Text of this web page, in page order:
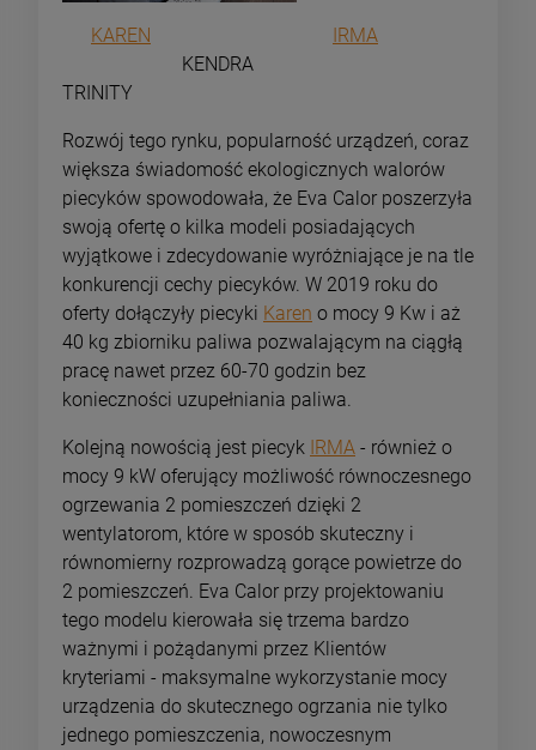
KAREN
IRMA
KENDRA
TRINITY
Rozwój tego rynku, popularność urządzeń, coraz
większa świadomość ekologicznych walorów
piecyków spowodowała, że Eva Calor poszerzyła
swoją ofertę o kilka modeli posiadających
wyjątkowe i zdecydowanie wyróżniające je na tle
konkurencji cechy piecyków. W 2019 roku do
oferty dołączyły piecyki Karen o mocy 9 Kw i aż
40 kg zbiorniku paliwa pozwalającym na ciągłą
pracę nawet przez 60-70 godzin bez
konieczności uzupełniania paliwa.
Kolejną nowością jest piecyk IRMA - również o
mocy 9 kW oferujący możliwość równoczesnego
ogrzewania 2 pomieszczeń dzięki 2
wentylatorom, które w sposób skuteczny i
równomierny rozprowadzą gorące powietrze do
2 pomieszczeń. Eva Calor przy projektowaniu
tego modelu kierowała się trzema bardzo
ważnymi i pożądanymi przez Klientów
kryteriami - maksymalne wykorzystanie mocy
urządzenia do skutecznego ogrzania nie tylko
jednego pomieszczenia, nowoczesnym